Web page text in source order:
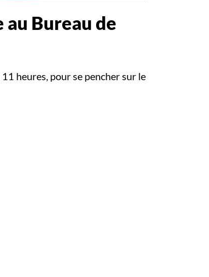
Bureau de
heures, pour se pencher sur le